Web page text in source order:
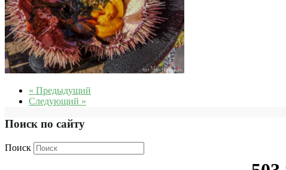
« Предыдущий
Следующий »
Поиск по сайту
Поиск